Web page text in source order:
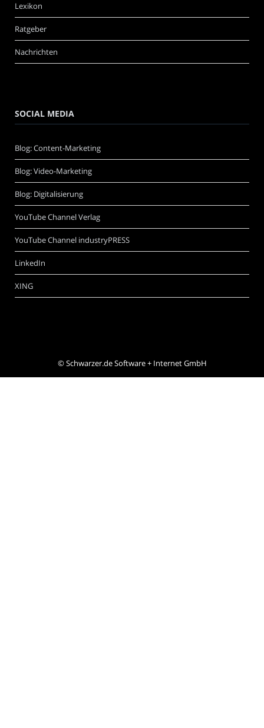
Lexikon
Ratgeber
Nachrichten
SOCIAL MEDIA
Blog: Content-Marketing
Blog: Video-Marketing
Blog: Digitalisierung
YouTube Channel Verlag
YouTube Channel industryPRESS
LinkedIn
XING
©Schwarzer.de Software + Internet GmbH